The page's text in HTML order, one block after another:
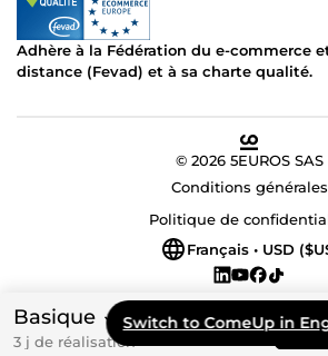
Basique
3 j de réalisation
Switch to ComeUp in
Adhère à la Fédération du e-commerce
distance (Fevad) et à sa charte qualité.
© 2026 5EUROS SAS
Conditions générales
Politique de
Français • USD